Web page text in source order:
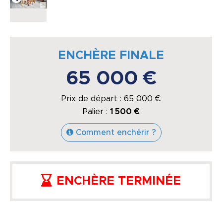
ENCHÈRE FINALE
65 000 €
Prix de départ : 65 000 €
Palier : 1 500 €
Comment enchérir ?
ENCHÈRE TERMINÉE